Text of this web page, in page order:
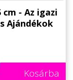
- Az igazi
Ajándékok
Kosárba